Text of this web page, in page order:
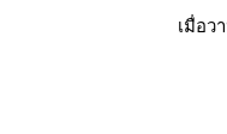
เมื่อว